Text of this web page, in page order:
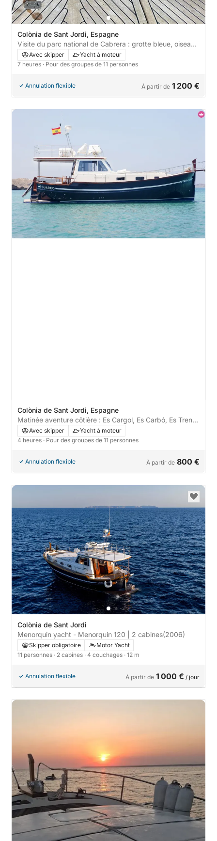
Colònia de Sant Jordi, Espagne
Visite du parc national de Cabrera : grotte bleue, oiseaux
et dauphins
Avec skipper
Yacht à moteur
7 heures · Pour des groupes de 11 personnes
Annulation flexible À partir de 1 200 €
Colònia de Sant Jordi, Espagne
Matinée aventure côtière : Es Cargol, Es Carbó, Es Trenc
et Es Cap Salinas en demi-journée
Avec skipper
Yacht à moteur
4 heures · Pour des groupes de 11 personnes
Annulation flexible À partir de 800 €
Colònia de Sant Jordi
Menorquin yacht - Menorquin 120 | 2 cabines(2006)
Skipper obligatoire
Motor Yacht
11 personnes · 2 cabines · 4 couchages · 12 m
Annulation flexible À partir de 1 000 € / jour